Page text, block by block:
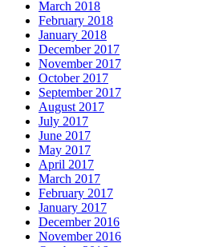
March 2018
February 2018
January 2018
December 2017
November 2017
October 2017
September 2017
August 2017
July 2017
June 2017
May 2017
April 2017
March 2017
February 2017
January 2017
December 2016
November 2016